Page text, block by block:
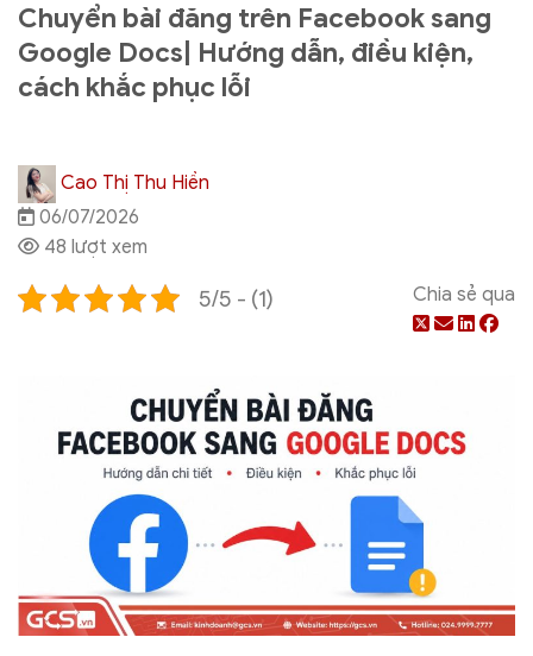
Chuyển bài đăng trên Facebook sang
Google Docs| Hướng dẫn, điều kiện,
cách khắc phục lỗi
Cao Thị Thu Hiền
06/07/2026
48 lượt xem
5/5 - (1) Chia sẻ qua